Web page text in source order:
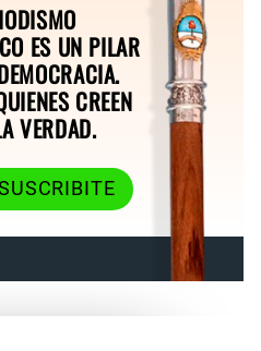
ES UN PILAR
CREEN
VERDAD.